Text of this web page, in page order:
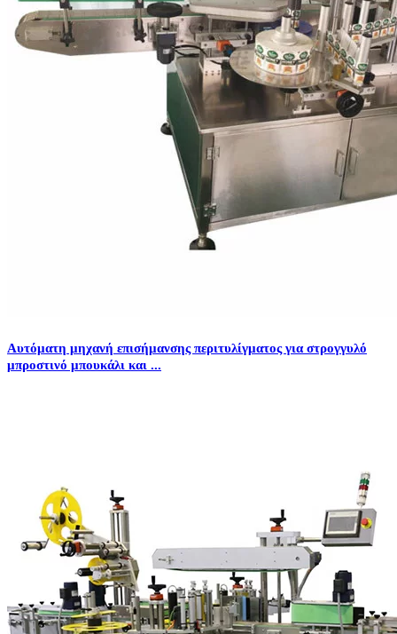
Αυτόματη μηχανή επισήμανσης περιτυλίγματος για στρογγυλό
μπροστινό μπουκάλι και ...